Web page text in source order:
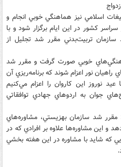
اسلامي نيز هماهنگي خوبي انجام و
کشور در اين ايام برگزار شود و با
سازمان تربيت‌بدني مقرر شد تجليل از
خوبي صورت گرفت و مقرر شد
راهيان نور اعزام شوند که برنامه‌ريزي آن
نوروز اين کاروان را اعزام مي‌کنيم
جوان به اردوهاي جهادي توافقاتي
شد سازمان بهزيستي، مشاوره‌هاي
و اين مشاوره‌ها علاوه بر افرادي که در
که شايد با مشاوره در اين هفته بخشي